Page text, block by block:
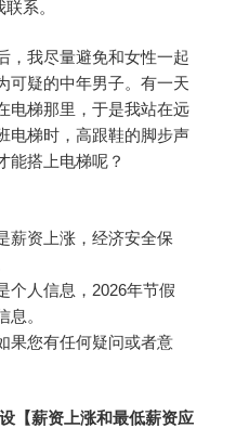
系。
，我尽量避免和女性一起
可疑的中年男子。有一天
电梯那里，于是我站在远
电梯时，高跟鞋的脚步声
能搭上电梯呢？
薪资上涨，经济安全保
个人信息，2026年节假
。
果您有任何疑问或者意
【薪资上涨和最低薪资应